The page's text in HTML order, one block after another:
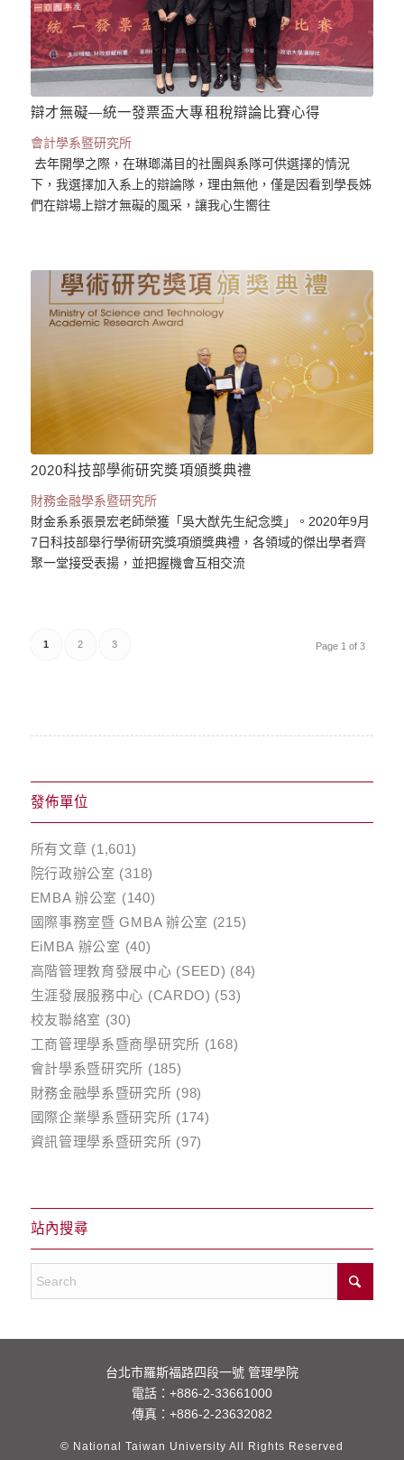
辯才無礙—統一發票盃大專租稅辯論比賽心得
會計學系暨研究所
去年開學之際，在琳瑯滿目的社團與系隊可供選擇的情況
下，我選擇加入系上的辯論隊，理由無他，僅是因看到學長姊
們在辯場上辯才無礙的風采，讓我心生嚮往
2020科技部學術研究獎項頒獎典禮
財務金融學系暨研究所
財金系系張景宏老師榮獲「吳大猷先生紀念獎」。2020年9月
7日科技部舉行學術研究獎項頒獎典禮，各領域的傑出學者齊
聚一堂接受表揚，並把握機會互相交流
Page 1 of 3
1 2 3
發佈單位
所有文章 (1,601)
院行政辦公室 (318)
EMBA 辦公室 (140)
國際事務室暨 GMBA 辦公室 (215)
EiMBA 辦公室 (40)
高階管理教育發展中心 (SEED) (84)
生涯發展服務中心 (CARDO) (53)
校友聯絡室 (30)
工商管理學系暨商學研究所 (168)
會計學系暨研究所 (185)
財務金融學系暨研究所 (98)
國際企業學系暨研究所 (174)
資訊管理學系暨研究所 (97)
站內搜尋
台北市羅斯福路四段一號 管理學院
電話： +886-2-33661000
傳真：+886-2-23632082
© National Taiwan University All Rights Reserved